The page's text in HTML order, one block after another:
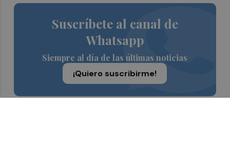
Suscríbete al canal de
Whatsapp
Siempre al día de las últimas noticias
¡Quiero suscribirme!